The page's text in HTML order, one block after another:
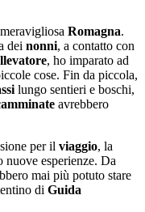
Romagna.
dei nonni, a contatto con
, ho imparato ad
cose. Fin da piccola,
lungo sentieri e boschi,
avrebbero
per il viaggio, la
nuove esperienze. Da
mai più potuto stare
di Guida